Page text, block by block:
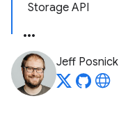
Storage API
Jeff Posnick